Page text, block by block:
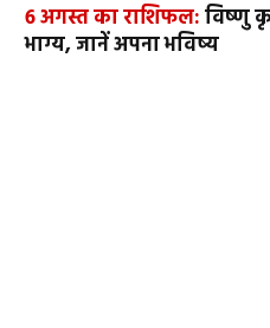
6 अगस्त का राशिफल:विष्णु
भाग्य, जानें अपना भविष्य